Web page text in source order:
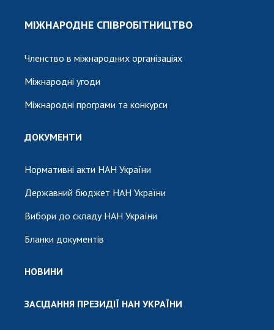
МІЖНАРОДНЕ СПІВРОБІТНИЦТВО
Членство в міжнародних організаціях
Міжнародні угоди
Міжнародні програми та конкурси
ДОКУМЕНТИ
Нормативні акти НАН України
Державний бюджет НАН України
Вибори до складу НАН України
Бланки документів
НОВИНИ
ЗАСІДАННЯ ПРЕЗИДІЇ НАН УКРАЇНИ